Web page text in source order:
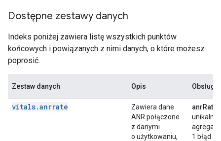
Dostępne zestawy danych
Indeks poniżej zawiera listę wszystkich punktów
końcowych i powiązanych z nimi danych, o które możesz
poprosić.
Zestaw danych Opis
vitals.anrrate
Zawiera dane
ANR połączone
z danymi
o użytkowaniu,
anrRate
1 błąd